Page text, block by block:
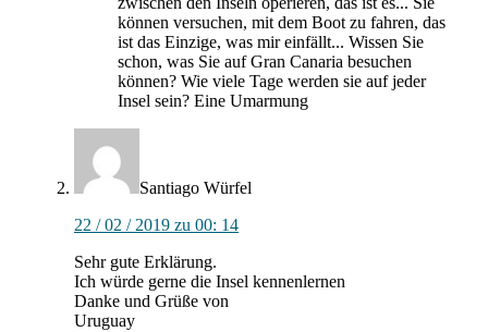
können versuchen, mit dem Boot zu fahren, das
ist das Einzige, was mir einfällt... Wissen Sie
schon, was Sie auf Gran Canaria besuchen
können? Wie viele Tage werden sie auf jeder
Insel sein? Eine Umarmung
Santiago Würfel
22 / 02 / 2019 zu 00: 14
Sehr gute Erklärung.
Ich würde gerne die Insel kennenlernen
Danke und Grüße von
Uruguay